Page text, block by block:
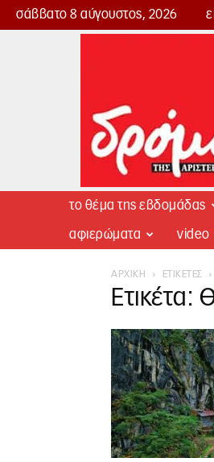
σάββατο 8 αύγουστος, 2026
Δρόμος
το θέμα της εβδομάδας
αφιερώματα video
ΑΡΧΙΚΉ ΕΤΙΚΈΤΕΣ
Ετικέτα: